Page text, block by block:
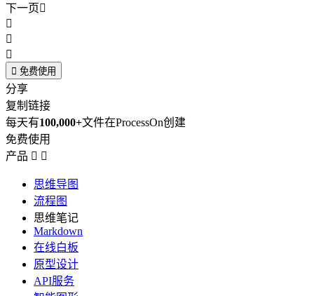
下一页



 免费使用
分享
复制链接
每天有100,000+文件在ProcessOn创建
免费使用
产品  
思维导图
流程图
思维笔记
Markdown
在线白板
原型设计
API服务